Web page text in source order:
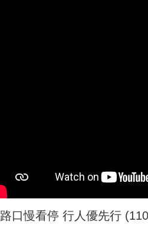
路口慢看停 行人優先行